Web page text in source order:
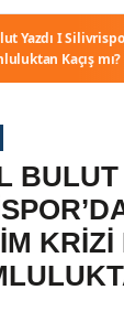
Yazdı I
Kaçış mı?
BULUT
KRIZI